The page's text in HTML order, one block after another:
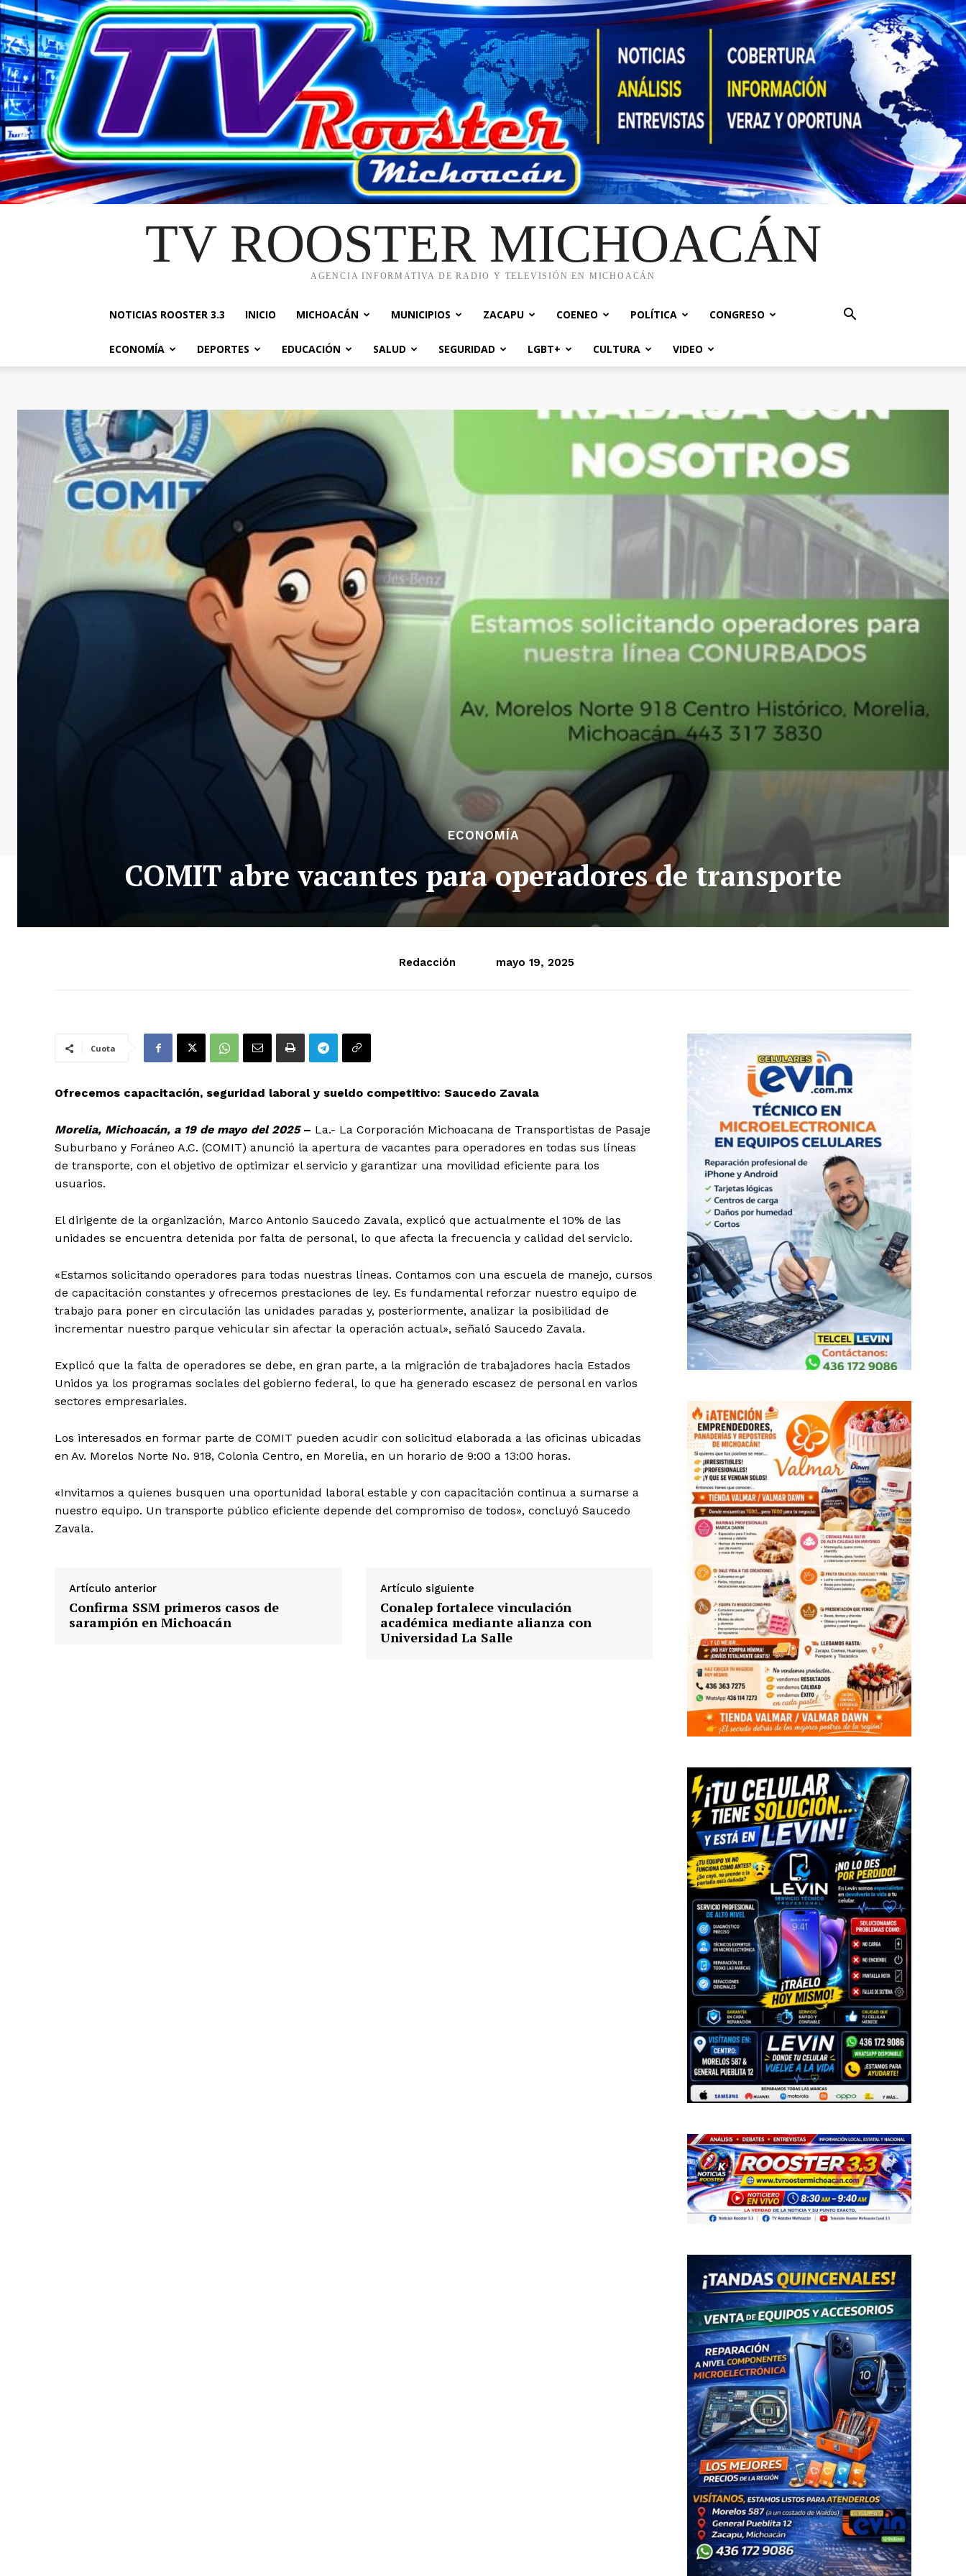
TV ROOSTER MICHOACÁN
AGENCIA INFORMATIVA DE RADIO Y TELEVISIÓN EN MICHOACÁN
NOTICIAS ROOSTER 3.3 INICIO MICHOACÁN MUNICIPIOS ZACAPU COENEO POLÍTICA CONGRESO
ECONOMÍA DEPORTES EDUCACIÓN SALUD SEGURIDAD LGBT+ CULTURA VIDEO
ECONOMÍA
COMIT abre vacantes para operadores de transporte
Redacción mayo 19, 2025
Cuota
Ofrecemos capacitación, seguridad laboral y sueldo competitivo: Saucedo Zavala
Morelia, Michoacán, a 19 de mayo del 2025– La.- La Corporación Michoacana de Transportistas de Pasaje
Suburbano y Foráneo A.C. (COMIT) anunció la apertura de vacantes para operadores en todas sus líneas
de transporte, con el objetivo de optimizar el servicio y garantizar una movilidad eficiente para los
usuarios.
El dirigente de la organización, Marco Antonio Saucedo Zavala, explicó que actualmente el 10% de las
unidades se encuentra detenida por falta de personal, lo que afecta la frecuencia y calidad del servicio.
«Estamos solicitando operadores para todas nuestras líneas. Contamos con una escuela de manejo, cursos
de capacitación constantes y ofrecemos prestaciones de ley. Es fundamental reforzar nuestro equipo de
trabajo para poner en circulación las unidades paradas y, posteriormente, analizar la posibilidad de
incrementar nuestro parque vehicular sin afectar la operación actual», señaló Saucedo Zavala.
Explicó que la falta de operadores se debe, en gran parte, a la migración de trabajadores hacia Estados
Unidos ya los programas sociales del gobierno federal, lo que ha generado escasez de personal en varios
sectores empresariales.
Los interesados ​​en formar parte de COMIT pueden acudir con solicitud elaborada a las oficinas ubicadas
en Av. Morelos Norte No. 918, Colonia Centro, en Morelia, en un horario de 9:00 a 13:00 horas.
«Invitamos a quienes busquen una oportunidad laboral estable y con capacitación continua a sumarse a
nuestro equipo. Un transporte público eficiente depende del compromiso de todos», concluyó Saucedo
Zavala.
Artículo anterior
Confirma SSM primeros casos de
sarampión en Michoacán
Artículo siguiente
Conalep fortalece vinculación
académica mediante alianza con
Universidad La Salle